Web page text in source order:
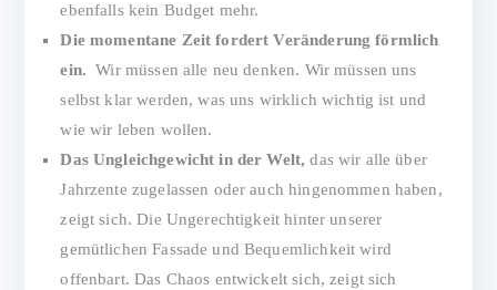
ebenfalls kein Budget mehr.
Die momentane Zeit fordert Veränderung förmlich
ein. Wir müssen alle neu denken. Wir müssen uns
selbst klar werden, was uns wirklich wichtig ist und
wie wir leben wollen.
Das Ungleichgewicht in der Welt, das wir alle über
Jahrzente zugelassen oder auch hingenommen haben,
zeigt sich. Die Ungerechtigkeit hinter unserer
gemütlichen Fassade und Bequemlichkeit wird
offenbart. Das Chaos entwickelt sich, zeigt sich